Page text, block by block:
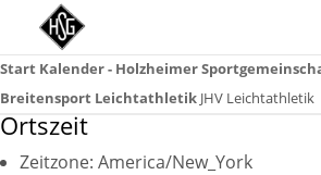
Start Kalender - Holzheimer
Breitensport Leichtathletik JHV Leichtathletik
Ortszeit
Zeitzone: America/New_York